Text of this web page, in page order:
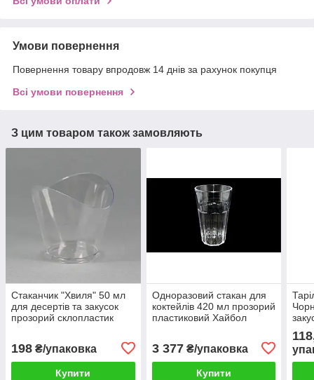
Умови повернення
Повернення товару впродовж 14 днів за рахунок покупця
Всі умови повернення
З цим товаром також замовляють
Стаканчик "Хвиля" 50 мл
для десертів та закусок
прозорий склопластик
198 ₴/упаковка
Купити
Одноразовий стакан для
коктейлів 420 мл прозорий
пластиковий Хайбол
3 377₴/упаковка
Купити